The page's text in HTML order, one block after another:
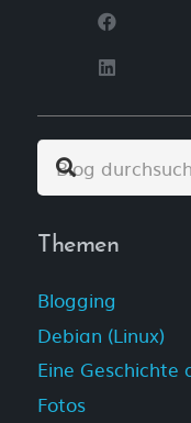
Themen
Blogging
Debian (Linux)
Eine Geschichte
Fotos